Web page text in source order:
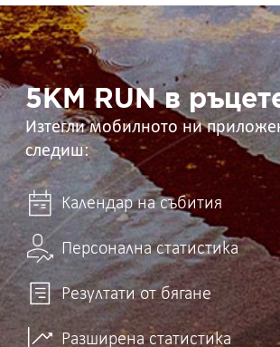
5KM
RUN
в
ръцете
ти 5KM RUN в
Изтегли мобилното ни
следиш:
Календар на събития
Персонална статистика
Резултати от бягане
Разширена статистика